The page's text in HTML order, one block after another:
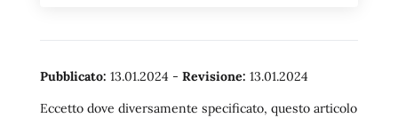
Pubblicato: 13.01.2024 - Revisione: 13.01.2024
Eccetto dove diversamente specificato, questo articolo